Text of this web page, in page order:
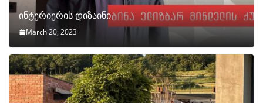
ინტერიერის დიზაინი
March 20, 2023